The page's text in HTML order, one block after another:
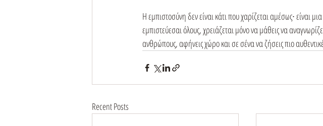
Η εμπιστοσύνη δεν είναι κάτι που χαρίζεται αμέσως∙ είναι
εμπιστεύεσαι όλους, χρειάζεται μόνο να μάθεις να
ανθρώπους, αφήνεις χώρο και σε σένα να ζήσεις πιο
Recent Posts